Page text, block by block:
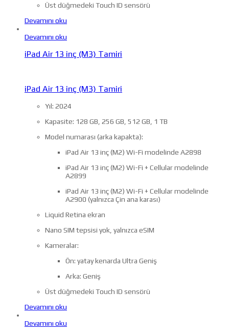
Üst düğmedeki Touch ID sensörü
Devamını oku
Devamını oku
iPad Air 13 inç (M3) Tamiri
iPad Air 13 inç (M3) Tamiri
Yıl: 2024
Kapasite: 128 GB, 256 GB, 512 GB, 1 TB
Model numarası (arka kapakta):
iPad Air 13 inç (M2) Wi-Fi modelinde A2898
iPad Air 13 inç (M2) Wi-Fi + Cellular modelinde
A2899
iPad Air 13 inç (M2) Wi-Fi + Cellular modelinde
A2900 (yalnızca Çin ana karası)
Liquid Retina ekran
Nano SIM tepsisi yok, yalnızca eSIM
Kameralar:
Ön: yatay kenarda Ultra Geniş
Arka: Geniş
Üst düğmedeki Touch ID sensörü
Devamını oku
Devamını oku